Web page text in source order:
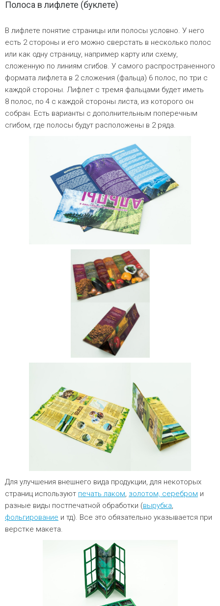
Полоса в лифлете (буклете)
В лифлете понятие страницы или полосы условно. У него
есть 2 стороны и его можно сверстать в несколько полос
или как одну страницу, например карту или схему,
сложенную по линиям сгибов. У самого распространенного
формата лифлета в 2 сложения (фальца) 6 полос, по три с
каждой стороны. Лифлет с тремя фальцами будет иметь
8 полос, по 4 с каждой стороны листа, из которого он
собран. Есть варианты с дополнительным поперечным
сгибом, где полосы будут расположены в 2 ряда.
Для улучшения внешнего вида продукции, для некоторых
страниц используют печать лаком, золотом, серебром и
разные виды постпечатной обработки (вырубка,
фольгирование и тд). Все это обязательно указывается при
верстке макета.